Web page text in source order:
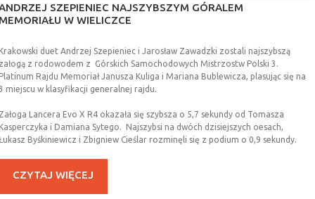
INFORMACJE O WYŚCIGU
WYPOWIEDZI ZAWODNIKÓW
INFORMACJE ORGANIZATORÓW
WIADOMOŚCI Z PZM
SZEPIENIEC NAJSZYBSZYM GÓRALEM
W WIELICZCE
duet Andrzej Szepieniec i Jarosław Zawadzki zostali najszybszą
z rodowodem z Górskich Samochodowych Mistrzostw Polski 3.
Rajdu Memoriał Janusza Kuliga i Mariana Bublewicza, plasując się na
miejscu w klasyfikacji generalnej rajdu.
Lancera Evo X R4 okazała się szybsza o 5,7 sekundy od Tomasza
i Damiana Sytego. Najszybsi na dwóch dzisiejszych oesach,
Byśkiniewicz i Zbigniew Cieślar rozminęli się z podium o 0,9 sekundy.
CZYTAJ WIĘCEJ